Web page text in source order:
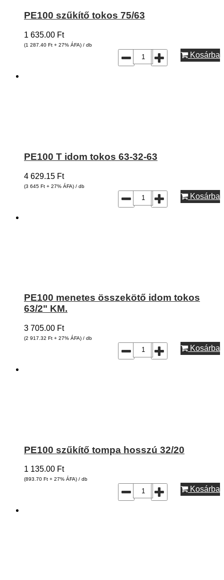
PE100 szűkítő tokos 75/63
1 635.00 Ft
(1 287.40 Ft + 27% ÁFA) / db
Kosárba
PE100 T idom tokos 63-32-63
4 629.15 Ft
(3 645 Ft + 27% ÁFA) / db
Kosárba
PE100 menetes összekötő idom tokos
63/2" KM.
3 705.00 Ft
(2 917.32 Ft + 27% ÁFA) / db
Kosárba
PE100 szűkítő tompa hosszú 32/20
1 135.00 Ft
(893.70 Ft + 27% ÁFA) / db
Kosárba